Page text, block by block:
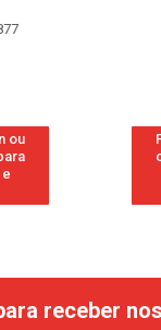
ou
receber